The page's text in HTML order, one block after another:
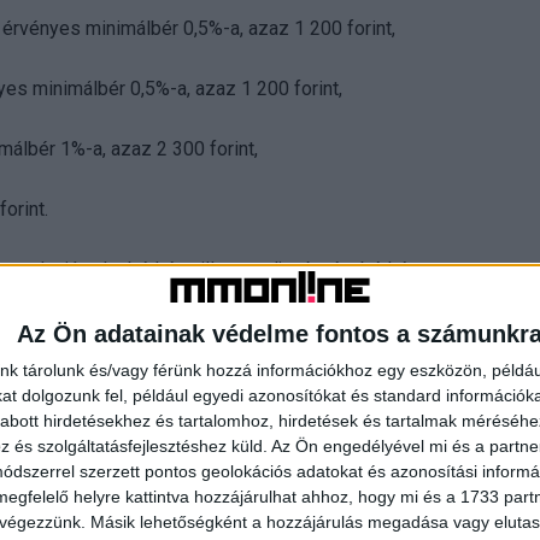
Az Ön adatainak védelme fontos a
tárolunk és/vagy férünk hozzá információkhoz egy eszközön,
dolgozunk fel, például egyedi azonosítókat és standard
hirdetésekhez és tartalomhoz, hirdetések és tartalmak
és szolgáltatásfejlesztéshez küld. Az Ön engedélyével mi és a
szerzett pontos geolokációs adatokat és azonosítási
helyre kattintva hozzájárulhat ahhoz, hogy mi és a 1733
Másik lehetőségként a hozzájárulás megadása vagy
minimálbér 0,5%-a, azaz 1 200 forint,
minimálbér 0,5%-a, azaz 1 200 forint,
1%-a, azaz 2 300 forint,
alapján alapbérként, illetve teljesítménybérként – a
legkisebb munkabér 85 százaléka, garantált
kormányrendelet szerint 2023-ban legfeljebb napi nettó
ezért erről bevallást sem kell benyújtania.
tevékenységet. Az átalányadózás alkalmazása
(232.000*12÷2= 1.392.000 Ft) mentes az adó alól,
jelent adó- és járulékmentesen a diák számára.